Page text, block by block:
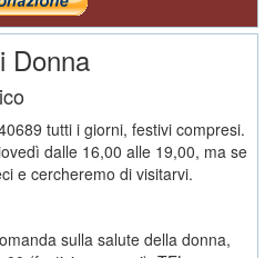
Donna
tutti i giorni, festivi compresi.
dalle 16,00 alle 19,00, ma se
e cercheremo di visitarvi.
sulla salute della donna,